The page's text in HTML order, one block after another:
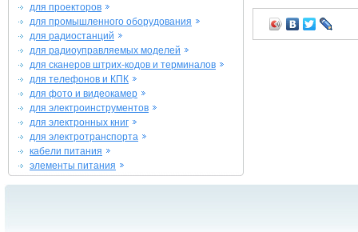
для проекторов
для промышленного оборудования
для радиостанций
для радиоуправляемых моделей
для сканеров штрих-кодов и терминалов
для телефонов и КПК
для фото и видеокамер
для электроинструментов
для электронных книг
для электротранспорта
кабели питания
элементы питания